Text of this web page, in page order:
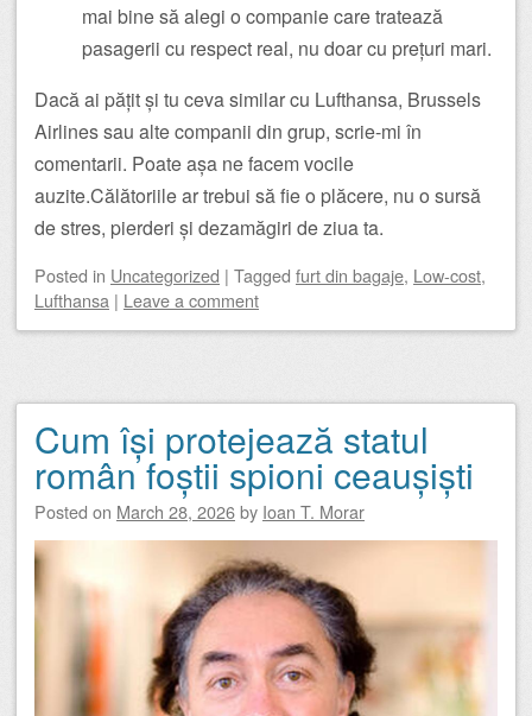
mai bine să alegi o companie care tratează
pasagerii cu respect real, nu doar cu prețuri mari.
Dacă ai pățit și tu ceva similar cu Lufthansa, Brussels
Airlines sau alte companii din grup, scrie-mi în
comentarii. Poate așa ne facem vocile
auzite.Călătoriile ar trebui să fie o plăcere, nu o sursă
de stres, pierderi și dezamăgiri de ziua ta.
Posted in Uncategorized | Tagged furt din bagaje, Low-cost,
Lufthansa | Leave a comment
Cum își protejează statul
român foștii spioni ceaușiști
Posted on March 28, 2026by Ioan T. Morar